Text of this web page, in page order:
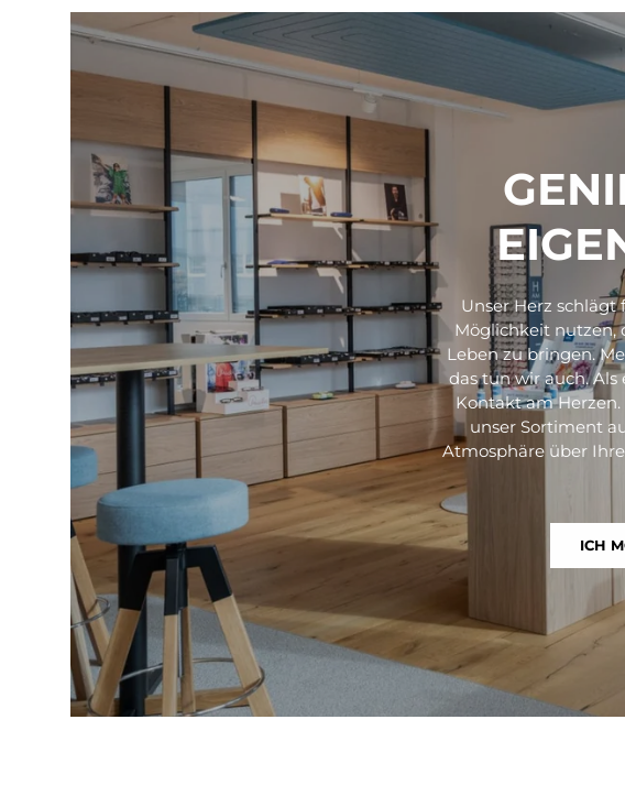
Unser Herz
Möglichkeit nutzen,
Leben zu bringen.
das tun wir auch.
Kontakt am Herzen.
unser Sortiment
Atmosphäre über
ICH